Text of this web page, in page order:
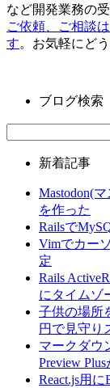
など開発業務の
ご依頼、ご相談
す。お気軽にどう
ブログ検索
新着記事
Mastodon(
を作った
Railsで
Vimでカー
定
Rails
にタイムゾ
子供の場所
円で見守り
マークダウ
Preview Plus
React.js用